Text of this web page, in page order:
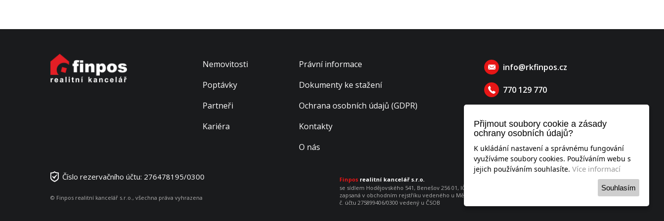
Přijmout soubory cookie a zásady
ochrany osobních údajů?
K ukládání nastavení a správnému fungování
využíváme soubory cookies. Používáním webu s
jejich používáním souhlasíte. Více informací
Souhlasím
Nemovitosti
Poptávky
Partneři
Kariéra
Právní informace
Dokumenty ke stažení
Ochrana osobních údajů (GDPR)
Kontakty
O nás
info@rkfinpos.cz
770 129 770
Číslo rezervačního účtu: 276478195/0300
© Finpos realitní kancelář s.r.o., všechna práva vyhrazena
Finpos realitní kancelář s.r.o.
se sídlem Hodějovského 541, Benešov 256 01, IČO: 052 53 951
zapsaná v obchodním rejstříku vedeného u Městského soudu v Praze, oddíl C, vložka 260736
č. účtu 275899406/0300 vedený u ČSOB